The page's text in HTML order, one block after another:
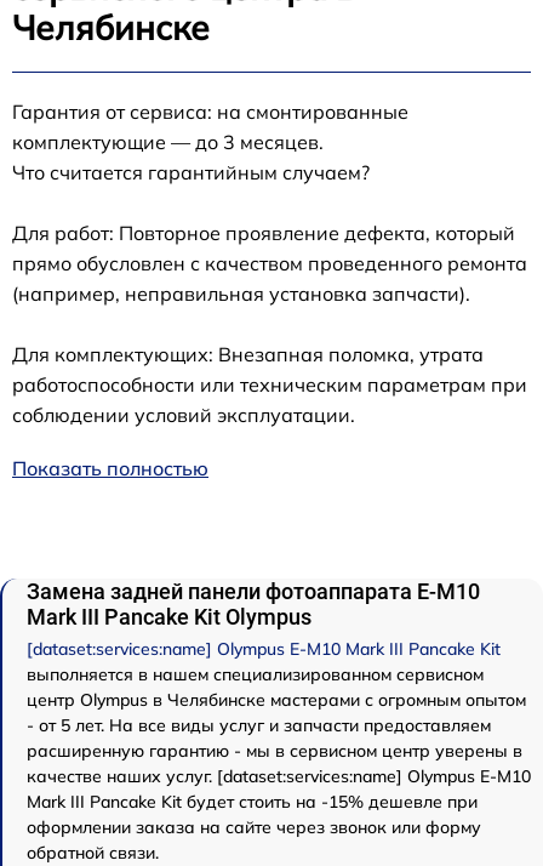
Челябинске
Гарантия от сервиса: на смонтированные
комплектующие — до 3 месяцев.
Что считается гарантийным случаем?
Для работ: Повторное проявление дефекта, который
прямо обусловлен с качеством проведенного ремонта
(например, неправильная установка запчасти).
Для комплектующих: Внезапная поломка, утрата
работоспособности или техническим параметрам при
соблюдении условий эксплуатации.
Показать полностью
Замена задней панели фотоаппарата E-M10
Mark III Pancake Kit Olympus
[dataset:services:name] Olympus E-M10 Mark III Pancake Kit
выполняется в нашем специализированном сервисном
центр Olympus в Челябинске мастерами с огромным опытом
- от 5 лет. На все виды услуг и запчасти предоставляем
расширенную гарантию - мы в сервисном центр уверены в
качестве наших услуг. [dataset:services:name] Olympus E-M10
Mark III Pancake Kit будет стоить на -15% дешевле при
оформлении заказа на сайте через звонок или форму
обратной связи.